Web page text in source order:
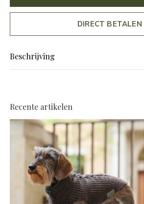
DIRECT BETALEN
Beschrijving
Recente artikelen